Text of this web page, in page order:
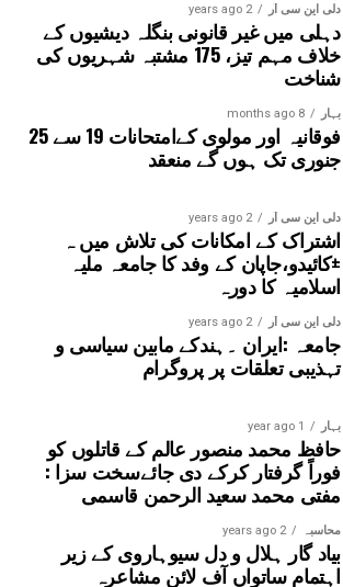
دلی این سی آر 2 years ago
دہلی میں غیر قانونی بنگلہ دیشیوں کے
خلاف مہم تیز، 175 مشتبہ شہریوں کی
شناخت
بہار 8 months ago
فوقانیہ اور مولوی کےامتحانات 19 سے 25
جنوری تک ہوں گے منعقد
دلی این سی آر 2 years ago
اشتراک کے امکانات کی تلاش میں ہ
±کائیدو،جاپان کے وفد کا جامعہ ملیہ
اسلامیہ کا دورہ
دلی این سی آر 2 years ago
جامعہ :ایران ۔ہندکے مابین سیاسی و
تہذیبی تعلقات پر پروگرام
بہار 1 year ago
حافظ محمد منصور عالم کے قاتلوں کو
فوراً گرفتار کرکے دی جائےسخت سزا :
مفتی محمد سعید الرحمن قاسمی
محاسبہ 2 years ago
بیاد گار ہلال و دل سیوہاروی کے زیر
اہتمام ساتواں آف لائن مشاعرہ